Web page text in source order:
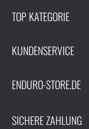
TOP KATEGORIE
KUNDENSERVICE
ENDURO-STORE.DE
SICHERE ZAHLUNG